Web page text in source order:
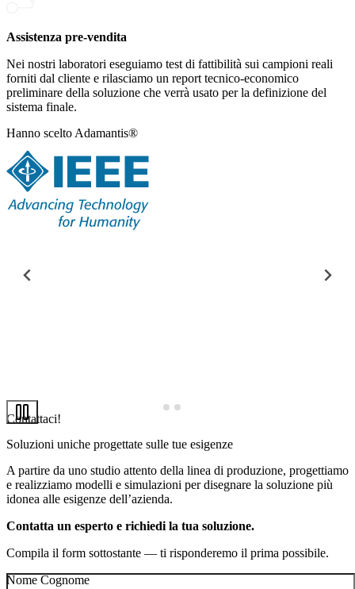
Assistenza pre-vendita
Nei nostri laboratori eseguiamo test di fattibilità sui campioni reali
forniti dal cliente e rilasciamo un report tecnico-economico
preliminare della soluzione che verrà usato per la definizione del
sistema finale.
Hanno scelto Adamantis®
Contattaci!
Soluzioni uniche progettate sulle tue esigenze
A partire da uno studio attento della linea di produzione, progettiamo
e realizziamo modelli e simulazioni per disegnare la soluzione più
idonea alle esigenze dell’azienda.
Contatta un esperto e richiedi la tua soluzione.
Compila il form sottostante — ti risponderemo il prima possibile.
Nome Cognome